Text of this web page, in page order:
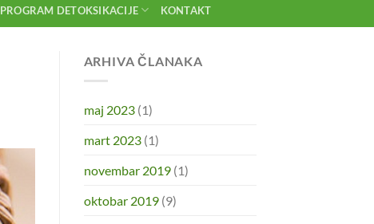
PROGRAM DETOKSIKACIJE KONTAKT
ARHIVA ČLANAKA
maj 2023(1)
mart 2023(1)
novembar 2019(1)
oktobar 2019(9)